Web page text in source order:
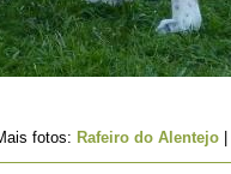
fotos: Rafeiro do Alentejo